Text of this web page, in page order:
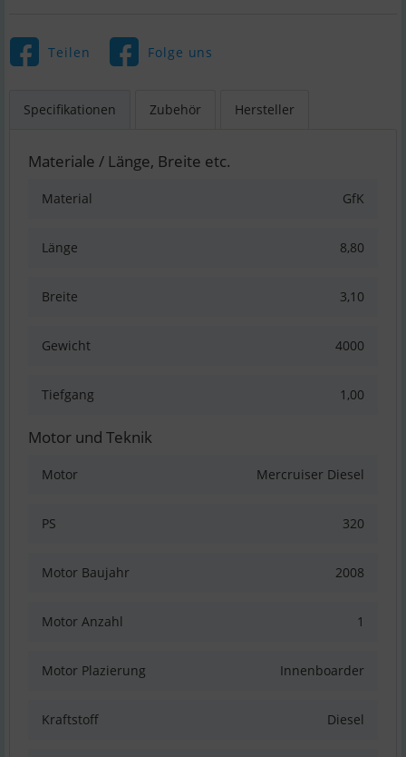
Teilen Folge uns
Specifikationen Zubehör Hersteller
Materiale / Länge, Breite etc.
Material GfK
Länge 8,80
Breite 3,10
Gewicht 4000
Tiefgang 1,00
Motor und Teknik
Motor Mercruiser Diesel
PS 320
Motor Baujahr 2008
Motor Anzahl 1
Motor Plazierung Innenboarder
Kraftstoff Diesel